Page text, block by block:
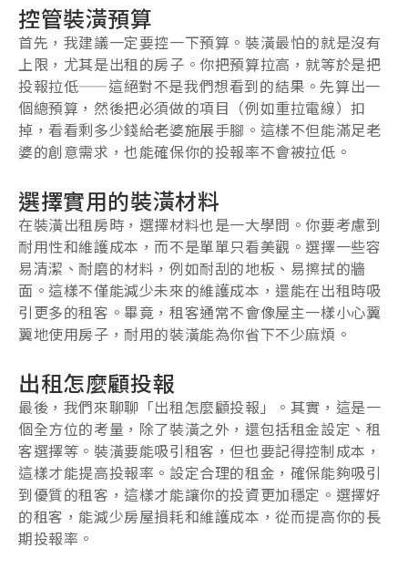
控管裝潢預算
首先，我建議一定要控一下預算。裝潢最怕的就是沒有
上限，尤其是出租的房子。你把預算拉高，就等於是把
投報拉低——這絕對不是我們想看到的結果。先算出一
個總預算，然後把必須做的項目（例如重拉電線）扣
掉，看看剩多少錢給老婆施展手腳。這樣不但能滿足老
婆的創意需求，也能確保你的投報率不會被拉低。
選擇實用的裝潢材料
在裝潢出租房時，選擇材料也是一大學問。你要考慮到
耐用性和維護成本，而不是單單只看美觀。選擇一些容
易清潔、耐磨的材料，例如耐刮的地板、易擦拭的牆
面。這樣不僅能減少未來的維護成本，還能在出租時吸
引更多的租客。畢竟，租客通常不會像屋主一樣小心翼
翼地使用房子，耐用的裝潢能為你省下不少麻煩。
出租怎麼顧投報
最後，我們來聊聊「出租怎麼顧投報」。其實，這是一
個全方位的考量，除了裝潢之外，還包括租金設定、租
客選擇等。裝潢要能吸引租客，但也要記得控制成本，
這樣才能提高投報率。設定合理的租金，確保能夠吸引
到優質的租客，這樣才能讓你的投資更加穩定。選擇好
的租客，能減少房屋損耗和維護成本，從而提高你的長
期投報率。